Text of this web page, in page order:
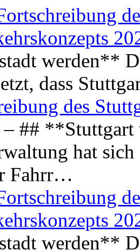
werden**
dass
des
– ## **Stuttgart
hat
Fahrr…
werden**